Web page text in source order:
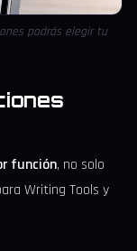
podrás elegir tu
función, no solo
Writing Tools y